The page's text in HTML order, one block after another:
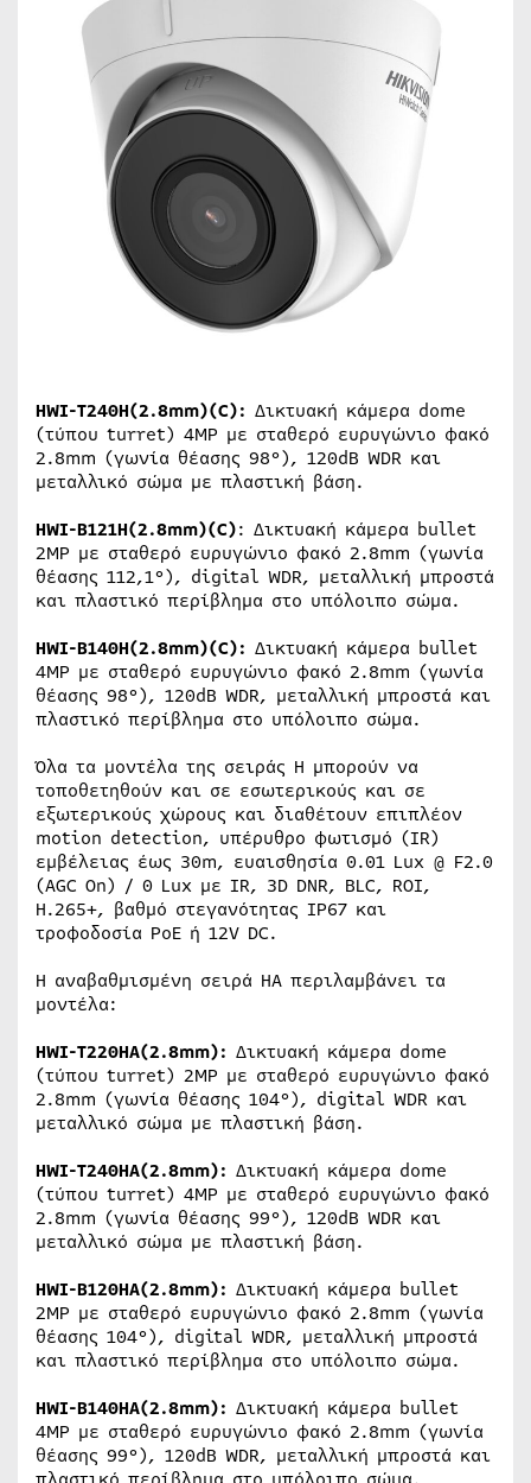
HWI-T240H(2.8mm)(C): Δικτυακή κάμερα dome
(τύπου turret) 4MP με σταθερό ευρυγώνιο φακό
2.8mm (γωνία θέασης 98°), 120dB WDR και
μεταλλικό σώμα με πλαστική βάση.
HWI-B121H(2.8mm)(C): Δικτυακή κάμερα bullet
2MP με σταθερό ευρυγώνιο φακό 2.8mm (γωνία
θέασης 112,1°), digital WDR, μεταλλική μπροστά
και πλαστικό περίβλημα στο υπόλοιπο σώμα.
HWI-B140H(2.8mm)(C): Δικτυακή κάμερα bullet
4MP με σταθερό ευρυγώνιο φακό 2.8mm (γωνία
θέασης 98°), 120dB WDR, μεταλλική μπροστά και
πλαστικό περίβλημα στο υπόλοιπο σώμα.
Όλα τα μοντέλα της σειράς Η μπορούν να
τοποθετηθούν και σε εσωτερικούς και σε
εξωτερικούς χώρους και διαθέτουν επιπλέον
motion detection, υπέρυθρο φωτισμό (IR)
εμβέλειας έως 30m, ευαισθησία 0.01 Lux @ F2.0
(AGC On) / 0 Lux με IR, 3D DNR, BLC, ROI,
Η.265+, βαθμό στεγανότητας IP67 και
τροφοδοσία PoE ή 12V DC.
H αναβαθμισμένη σειρά HA περιλαμβάνει τα
μοντέλα:
HWI-T220HA(2.8mm): Δικτυακή κάμερα dome
(τύπου turret) 2MP με σταθερό ευρυγώνιο φακό
2.8mm (γωνία θέασης 104°), digital WDR και
μεταλλικό σώμα με πλαστική βάση.
HWI-T240HA(2.8mm): Δικτυακή κάμερα dome
(τύπου turret) 4MP με σταθερό ευρυγώνιο φακό
2.8mm (γωνία θέασης 99°), 120dB WDR και
μεταλλικό σώμα με πλαστική βάση.
HWI-B120HA(2.8mm): Δικτυακή κάμερα bullet
2MP με σταθερό ευρυγώνιο φακό 2.8mm (γωνία
θέασης 104°), digital WDR, μεταλλική μπροστά
και πλαστικό περίβλημα στο υπόλοιπο σώμα.
HWI-B140HA(2.8mm): Δικτυακή κάμερα bullet
4MP με σταθερό ευρυγώνιο φακό 2.8mm (γωνία
θέασης 99°), 120dB WDR, μεταλλική μπροστά και